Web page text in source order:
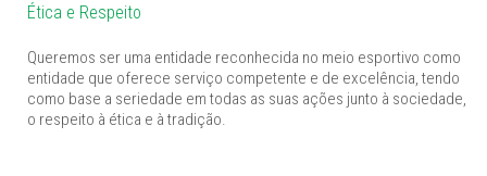
Ética e Respeito
Queremos ser uma entidade reconhecida no meio esportivo como
entidade que oferece serviço competente e de excelência, tendo
como base a seriedade em todas as suas ações junto à sociedade,
o respeito à ética e à tradição.